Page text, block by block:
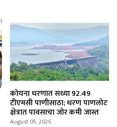
कोयना धरणात सध्या 92.49
टीएमसी पाणीसाठा; धरण पाणलोट
क्षेत्रात पावसाचा जोर कमी जास्त
August 05, 2026